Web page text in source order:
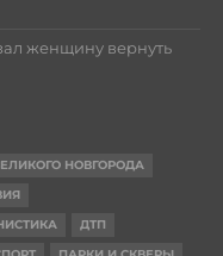
женщину вернуть
НОВГОРОДА
ДТП